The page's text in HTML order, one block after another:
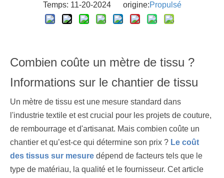
Temps: 11-20-2024 origine:Propulsé
Combien coûte un mètre de tissu ?
Informations sur le chantier de tissu
Un mètre de tissu est une mesure standard dans
l'industrie textile et est crucial pour les projets de couture,
de rembourrage et d'artisanat. Mais combien coûte un
chantier et qu’est-ce qui détermine son prix ? Le coût
des tissus sur mesure dépend de facteurs tels que le
type de matériau, la qualité et le fournisseur. Cet article